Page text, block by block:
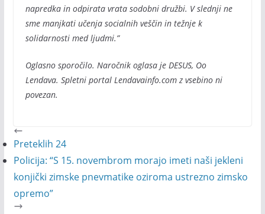
napredka in odpirata vrata sodobni družbi. V slednji ne
sme manjkati učenja socialnih veščin in težnje k
solidarnosti med ljudmi.”
Oglasno sporočilo. Naročnik oglasa je DESUS, Oo
Lendava. Spletni portal Lendavainfo.com z vsebino ni
povezan.
Preteklih 24
Policija: “S 15. novembrom morajo imeti naši jekleni
konjički zimske pnevmatike oziroma ustrezno zimsko
opremo”